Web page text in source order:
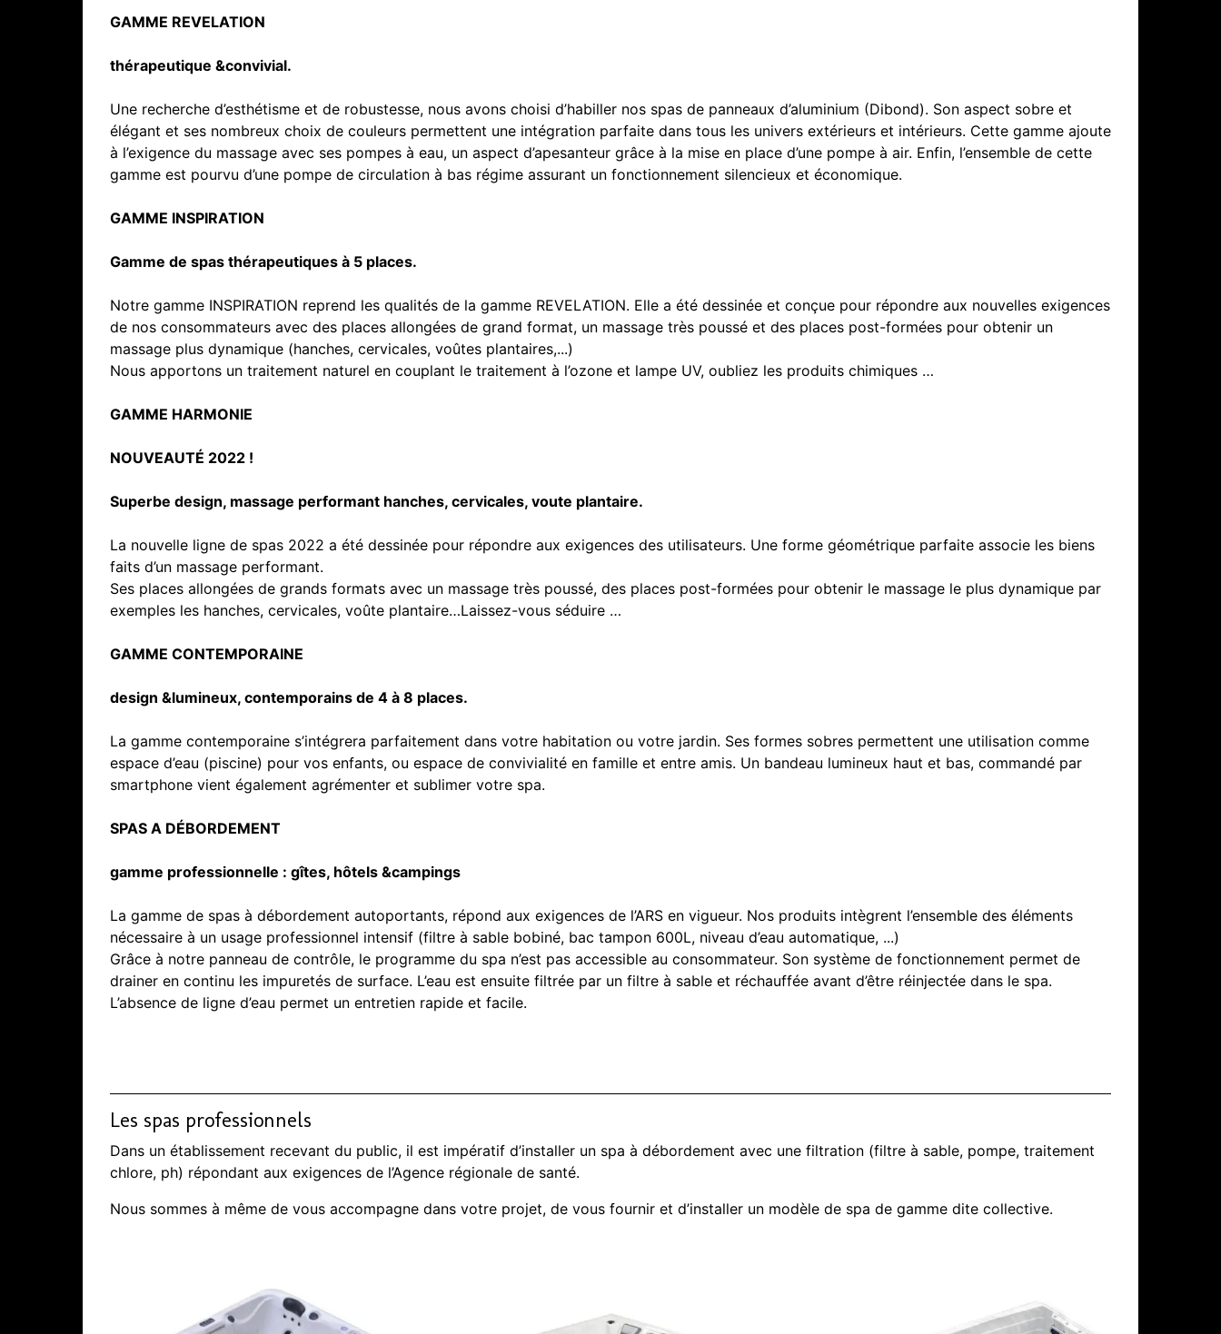
GAMME REVELATION
thérapeutique &convivial.
Une recherche d’esthétisme et de robustesse, nous avons choisi d’habiller nos spas de panneaux d’aluminium (Dibond). Son aspect sobre et
élégant et ses nombreux choix de couleurs permettent une intégration parfaite dans tous les univers extérieurs et intérieurs. Cette gamme ajoute
à l’exigence du massage avec ses pompes à eau, un aspect d’apesanteur grâce à la mise en place d’une pompe à air. Enfin, l’ensemble de cette
gamme est pourvu d’une pompe de circulation à bas régime assurant un fonctionnement silencieux et économique.
GAMME INSPIRATION
Gamme de spas thérapeutiques à 5 places.
Notre gamme INSPIRATION reprend les qualités de la gamme REVELATION. Elle a été dessinée et conçue pour répondre aux nouvelles exigences
de nos consommateurs avec des places allongées de grand format, un massage très poussé et des places post-formées pour obtenir un
massage plus dynamique (hanches, cervicales, voûtes plantaires,...)
Nous apportons un traitement naturel en couplant le traitement à l’ozone et lampe UV, oubliez les produits chimiques …
GAMME HARMONIE
NOUVEAUTÉ 2022 !
Superbe design, massage performant hanches, cervicales, voute plantaire.
La nouvelle ligne de spas 2022 a été dessinée pour répondre aux exigences des utilisateurs. Une forme géométrique parfaite associe les biens
faits d’un massage performant.
Ses places allongées de grands formats avec un massage très poussé, des places post-formées pour obtenir le massage le plus dynamique par
exemples les hanches, cervicales, voûte plantaire…Laissez-vous séduire …
GAMME CONTEMPORAINE
design &lumineux, contemporains de 4 à 8 places.
La gamme contemporaine s’intégrera parfaitement dans votre habitation ou votre jardin. Ses formes sobres permettent une utilisation comme
espace d’eau (piscine) pour vos enfants, ou espace de convivialité en famille et entre amis. Un bandeau lumineux haut et bas, commandé par
smartphone vient également agrémenter et sublimer votre spa.
SPAS A DÉBORDEMENT
gamme professionnelle : gîtes, hôtels &campings
La gamme de spas à débordement autoportants, répond aux exigences de l’ARS en vigueur. Nos produits intègrent l’ensemble des éléments
nécessaire à un usage professionnel intensif (filtre à sable bobiné, bac tampon 600L, niveau d’eau automatique, ...)
Grâce à notre panneau de contrôle, le programme du spa n’est pas accessible au consommateur. Son système de fonctionnement permet de
drainer en continu les impuretés de surface. L’eau est ensuite filtrée par un filtre à sable et réchauffée avant d’être réinjectée dans le spa.
L’absence de ligne d’eau permet un entretien rapide et facile.
Les spas professionnels
Dans un établissement recevant du public, il est impératif d’installer un spa à débordement avec une filtration (filtre à sable, pompe, traitement
chlore, ph) répondant aux exigences de l’Agence régionale de santé.
Nous sommes à même de vous accompagne dans votre projet, de vous fournir et d’installer un modèle de spa de gamme dite collective.